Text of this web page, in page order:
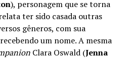
), personagem que se torna
ter sido casada outras
gêneros, com sua
um nome. A mesma
Clara Oswald (Jenna